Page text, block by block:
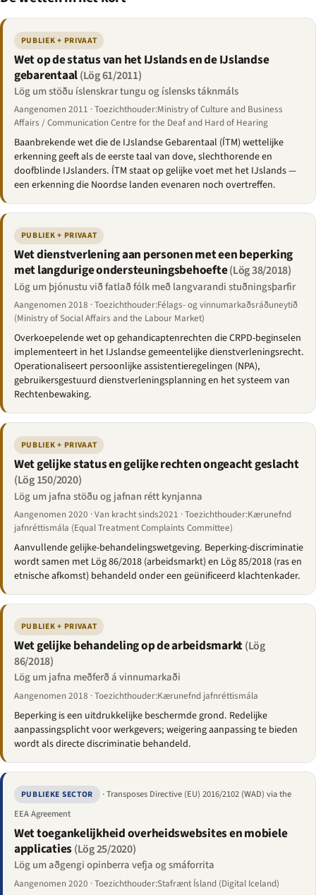
PUBLIEK + PRIVAAT
Wet op de status van het IJslands en de IJslandse
gebarentaal(Lög 61/2011)
Lög um stöðu íslenskrar tungu og íslensks táknmáls
Aangenomen 2011 · Toezichthouder:Ministry of Culture and Business
Affairs / Communication Centre for the Deaf and Hard of Hearing
Baanbrekende wet die de IJslandse Gebarentaal (ÍTM) wettelijke
erkenning geeft als de eerste taal van dove, slechthorende en
doofblinde IJslanders. ÍTM staat op gelijke voet met het IJslands —
een erkenning die Noordse landen evenaren noch overtreffen.
PUBLIEK + PRIVAAT
Wet dienstverlening aan personen met een beperking
met langdurige ondersteuningsbehoefte(Lög 38/2018)
Lög um þjónustu við fatlað fólk með langvarandi stuðningsþarfir
Aangenomen 2018 · Toezichthouder:Félags- og vinnumarkaðsráðuneytið
(Ministry of Social Affairs and the Labour Market)
Overkoepelende wet op gehandicaptenrechten die CRPD-beginselen
implementeert in het IJslandse gemeentelijke dienstverleningsrecht.
Operationaliseert persoonlijke assistentieregelingen (NPA),
gebruikersgestuurd dienstverleningsplanning en het systeem van
Rechtenbewaking.
PUBLIEK + PRIVAAT
Wet gelijke status en gelijke rechten ongeacht geslacht
(Lög 150/2020)
Lög um jafna stöðu og jafnan rétt kynjanna
Aangenomen 2020 · Van kracht sinds2021 · Toezichthouder:Kærunefnd
jafnréttismála (Equal Treatment Complaints Committee)
Aanvullende gelijke-behandelingswetgeving. Beperking-discriminatie
wordt samen met Lög 86/2018 (arbeidsmarkt) en Lög 85/2018 (ras en
etnische afkomst) behandeld onder een geünificeerd klachtenkader.
PUBLIEK + PRIVAAT
Wet gelijke behandeling op de arbeidsmarkt(Lög
86/2018)
Lög um jafna meðferð á vinnumarkaði
Aangenomen 2018 · Toezichthouder:Kærunefnd jafnréttismála
Beperking is een uitdrukkelijke beschermde grond. Redelijke
aanpassingsplicht voor werkgevers; weigering aanpassing te bieden
wordt als directe discriminatie behandeld.
PUBLIEKE SECTOR
· Transposes Directive (EU) 2016/2102 (WAD) via the
EEA Agreement
Wet toegankelijkheid overheidswebsites en mobiele
applicaties(Lög 25/2020)
Lög um aðgengi opinberra vefja og smáforrita
Aangenomen 2020 · Toezichthouder:Stafrænt Ísland (Digital Iceland)